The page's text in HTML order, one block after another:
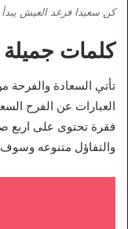
كن سعيدا فرغد العيش يبدأ
كلمات جميلة
تأتي السعادة والفرحة
العبارات عن الفرح
فقرة تحتوى على اربع
والتفاؤل متنوعه